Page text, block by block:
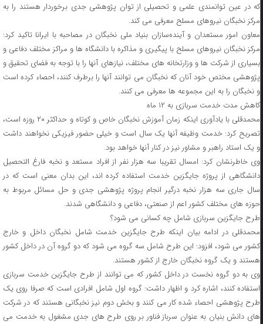
که در عین توانمندی علمی و تحصیلی از توان پژوهشی جدی برخوردار هستند را به
مرکز نخبگان نیروهای مسلح معرفی می کند.
معاون امور مستعدان و آینده‌سازان بنیاد ملی نخبگان در مصاحبه با ایرانا تاکید کرد:
مرکز نخبگان نیروهای مسلح با پیگیری و مذاکره با دانشگاه ها و مراکز مختلف دفاعی و
بسیاری از شرکت ها و وزارتخانه های مختلف، نیازهای آنها را با توجه به فضای تحقیق و
پژوهشی مختص خود آنان که نخبگان می توانند آنها را برطرف کنند، احصاء کرده است
و نخبگان را به این مجموعه ها معرفی می کنند.
کاهش مدت خدمت سربازی به ۱۲ ماه
محمدقلی با یادآوری اینکه زمان آموزش نخبگان خاص و کوتاه و حداکثر ۲۰ روزه است،
تصریح کرد: خدمت وظیفه آنها یک سال است و خیلی حضور فیزیکی نخواهند داشت
و یک استاد راهبر و مشاور نیز در کنار آنها خواهد بود.
وی خاطرنشان کرد: امسال تقریبا سه هزار نفر از افراد مستعد و نخبه فارغ التحصیل
دانشگاهی از پروژه جایگزین خدمت استفاده کرده اند، این بدان معنی است که در
سال جاری سه هزار نخبه درگیر انجام پروژه پژوهشی جدی و حل مسائل مربوط به
حوزه های مختلف کشور اعم از صنعتی، دفاعی و دانشگاهی شدند.
طرح جایگزین سربازی شامل چه کسانی می شود؟
محمدقلی در ادامه بیان اینکه طرح جایگزین خدمت شامل نخبگان داخل و خارج
کشور می شود، افزود: این طرح شامل سه گروه می شود که دو گروه آن در داخل کشور
هستند و یک گروه نخبگان خارج از کشور هستند.
وی به دو گروه نخست در داخل کشور که می توانند از طرح جایگزین خدمت سربازی
استفاده کنند، اشاره کرد و اظهار داشت: گروه اول شامل افرادی است که صرفا روی یک
طرح پژوهشی احصاء شده کار می کنند و بخش دوم نیز نخبگانی هستند که در شرکت
های دانش بنیان به عنوان سرباز فناور بر روی طرح های جدی مشغول به خدمت می